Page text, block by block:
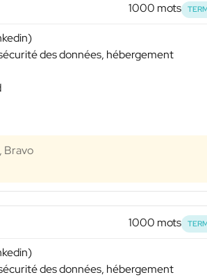
1000 mots
des données, hébergement
Bravo
1000 mots
des données, hébergement